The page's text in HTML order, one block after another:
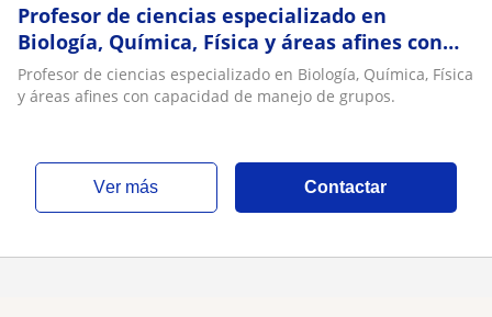
Profesor de ciencias especializado en
Biología, Química, Física y áreas afines con
capacidad de manejo de grupos
Profesor de ciencias especializado en Biología, Química, Física
y áreas afines con capacidad de manejo de grupos.
ver más Contactar